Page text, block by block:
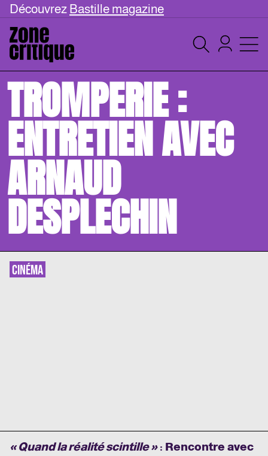
Découvrez Bastille magazine
TROMPERIE :
ENTRETIEN AVEC
ARNAUD
DESPLECHIN
CINÉMA
« Quand la réalité scintille »: Rencontre avec